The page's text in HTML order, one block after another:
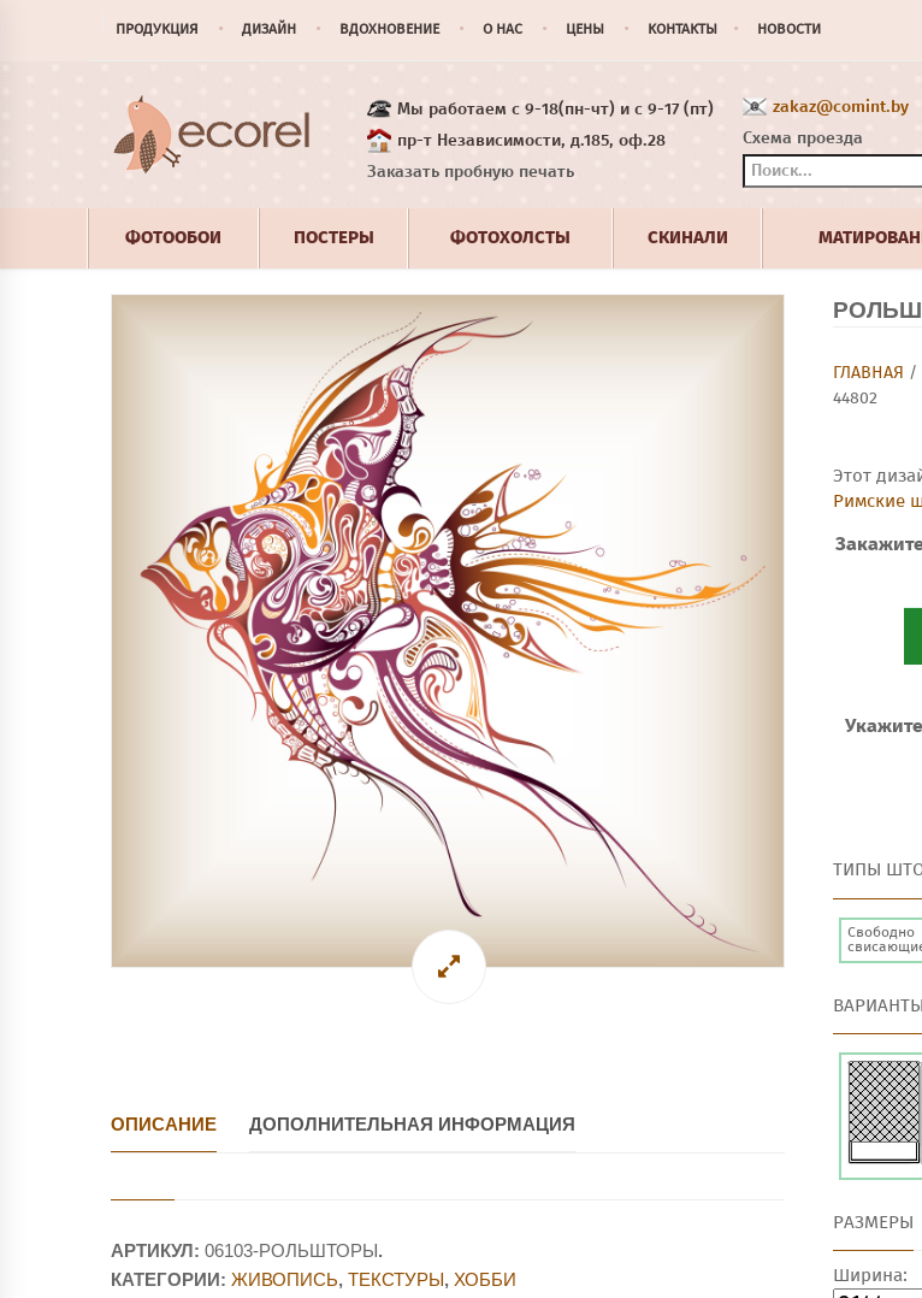
ПРОДУКЦИЯ ДИЗАЙН ВДОХНОВЕНИЕ О НАС ЦЕНЫ КОНТАКТЫ НОВОСТИ
Мы работаем с 9-18(пн-чт) и с 9-17 (пт)
пр-т Независимости, д.185, оф.28
Заказать пробную печать
zakaz@comint.by
Схема проезда
ФОТООБОИ ПОСТЕРЫ ФОТОХОЛСТЫ СКИНАЛИ
ГЛАВНАЯ /
44802
Этот
Римские
ТИПЫ
Свободно
РАЗМЕРЫ
Ширина:
ОПИСАНИЕ ДОПОЛНИТЕЛЬНАЯ ИНФОРМАЦИЯ
АРТИКУЛ: 06103-РОЛЬШТОРЫ.
КАТЕГОРИИ: ЖИВОПИСЬ, ТЕКСТУРЫ, ХОББИ